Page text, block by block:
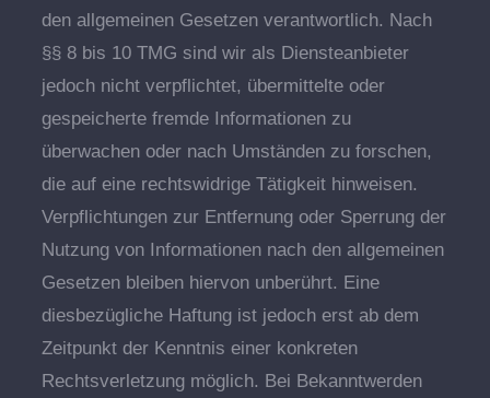
den allgemeinen Gesetzen verantwortlich. Nach
§§ 8 bis 10 TMG sind wir als Diensteanbieter
jedoch nicht verpflichtet, übermittelte oder
gespeicherte fremde Informationen zu
überwachen oder nach Umständen zu forschen,
die auf eine rechtswidrige Tätigkeit hinweisen.
Verpflichtungen zur Entfernung oder Sperrung der
Nutzung von Informationen nach den allgemeinen
Gesetzen bleiben hiervon unberührt. Eine
diesbezügliche Haftung ist jedoch erst ab dem
Zeitpunkt der Kenntnis einer konkreten
Rechtsverletzung möglich. Bei Bekanntwerden